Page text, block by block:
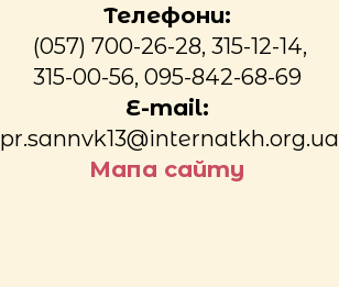
Телефони:
(057) 700-26-28, 315-12-14,
315-00-56, 095-842-68-69
E-mail:
pr.sannvk13@internatkh.org.ua
Мапа сайту